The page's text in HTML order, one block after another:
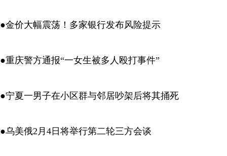
●金价大幅震荡！多家银行发布风险提示
●重庆警方通报“一女生被多人殴打事件”
●宁夏一男子在小区群与邻居吵架后将其捅死
●乌美俄2月4日将举行第二轮三方会谈